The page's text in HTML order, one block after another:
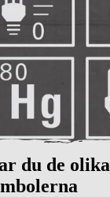
du de olika